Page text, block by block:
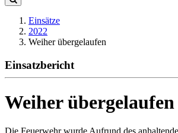
Einsätze
2022
Weiher übergelaufen
Einsatzbericht
Weiher übergelaufen
Die Feuerwehr wurde Aufrund des